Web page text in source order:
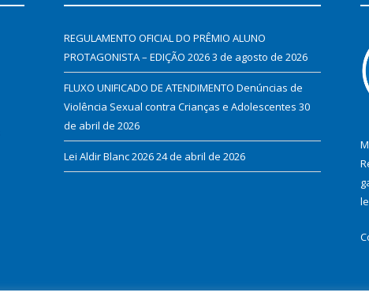
REGULAMENTO OFICIAL DO PRÊMIO ALUNO
PROTAGONISTA – EDIÇÃO 20263 de agosto de 2026
FLUXO UNIFICADO DE ATENDIMENTO Denúncias de
Violência Sexual contra Crianças e Adolescentes 30
de abril de 2026
Lei Aldir Blanc 202624 de abril de 2026